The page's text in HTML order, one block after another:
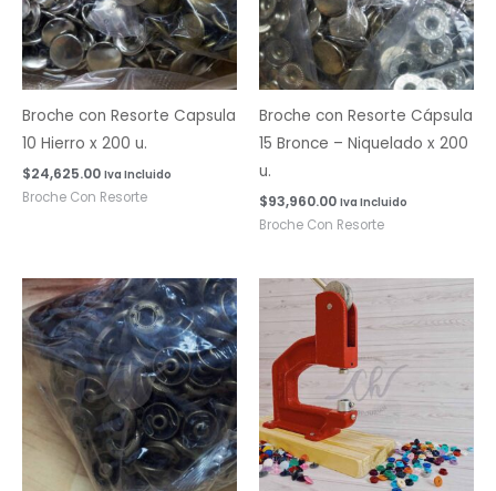
Broche con Resorte Capsula
10 Hierro x 200 u.
$24,625.00 Iva Incluido
Broche Con Resorte
Broche con Resorte Cápsula
15 Bronce – Niquelado x 200
u.
$93,960.00 Iva Incluido
Broche Con Resorte